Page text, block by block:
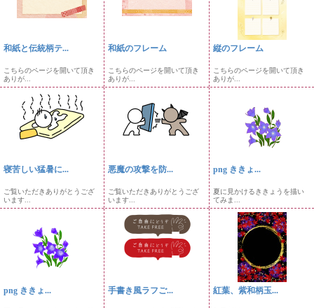
和紙と伝統柄テ...
こちらのページを開いて頂き
ありが...
和紙のフレーム
こちらのページを開いて頂き
ありが...
縦のフレーム
こちらのページを開いて頂き
ありが...
寝苦しい猛暑に...
ご覧いただきありがとうござ
います...
悪魔の攻撃を防...
ご覧いただきありがとうござ
います...
png ききょ...
夏に見かけるききょうを描い
てみま...
png ききょ... 手書き風ラフご... 紅葉、紫和柄玉...